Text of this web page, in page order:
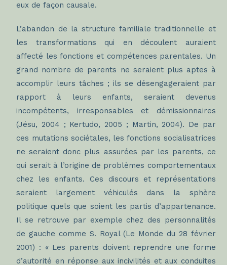
eux de façon causale.
L’abandon de la structure familiale traditionnelle et
les transformations qui en découlent auraient
affecté les fonctions et compétences parentales. Un
grand nombre de parents ne seraient plus aptes à
accomplir leurs tâches ; ils se désengageraient par
rapport à leurs enfants, seraient devenus
incompétents, irresponsables et démissionnaires
(Jésu, 2004 ; Kertudo, 2005 ; Martin, 2004). De par
ces mutations sociétales, les fonctions socialisatrices
ne seraient donc plus assurées par les parents, ce
qui serait à l’origine de problèmes comportementaux
chez les enfants. Ces discours et représentations
seraient largement véhiculés dans la sphère
politique quels que soient les partis d’appartenance.
Il se retrouve par exemple chez des personnalités
de gauche comme S. Royal (Le Monde du 28 février
2001) : « Les parents doivent reprendre une forme
d’autorité en réponse aux incivilités et aux conduites